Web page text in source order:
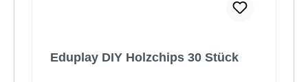
Eduplay DIY Holzchips 30 Stück